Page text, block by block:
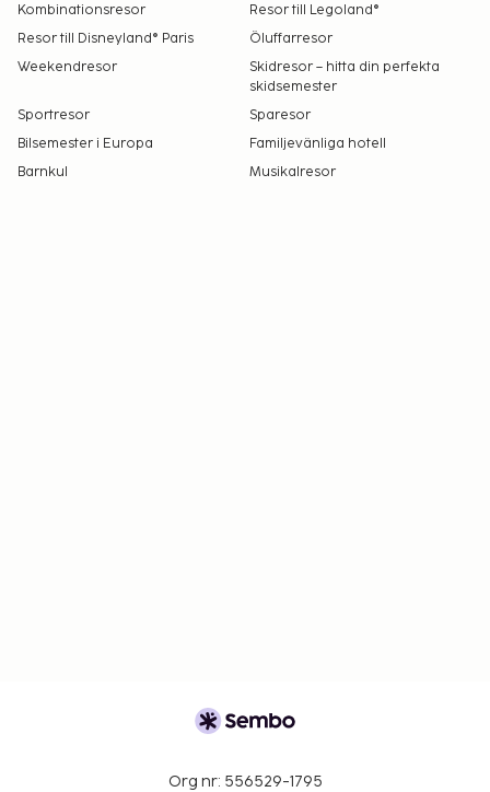
Kombinationsresor
Resor till Legoland®
Resor till Disneyland® Paris
Öluffarresor
Weekendresor
Skidresor – hitta din perfekta
skidsemester
Sportresor
Sparesor
Bilsemester i Europa
Familjevänliga hotell
Barnkul
Musikalresor
Org nr: 556529-1795